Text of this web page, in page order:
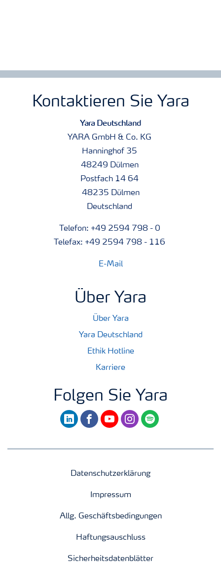
Kontaktieren Sie Yara
Yara Deutschland
YARA GmbH & Co. KG
Hanninghof 35
48249 Dülmen
Postfach 14 64
48235 Dülmen
Deutschland
Telefon: +49 2594 798 - 0
Telefax: +49 2594 798 - 116
E-Mail
Über Yara
Über Yara
Yara Deutschland
Ethik Hotline
Karriere
Folgen Sie Yara
linkedinfacebookyoutubeinstagram
spotify
Datenschutzerklärung
Impressum
Allg. Geschäftsbedingungen
Haftungsauschluss
Sicherheitsdatenblätter